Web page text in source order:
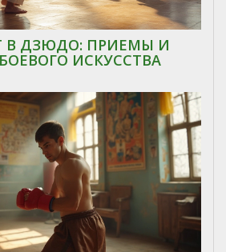
В ДЗЮДО: ПРИЕМЫ И
ИСКУССТВА